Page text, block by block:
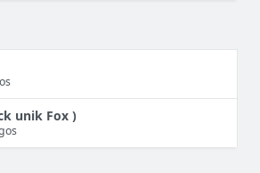
unik Fox )